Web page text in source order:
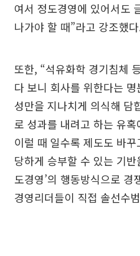
여서 정도경영에 있어서도
나가야 할 때”라고 강조했
또한, “석유화학 경기침체
다 보니 회사를 위한다는
성만을 지나치게 의식해 담
로 성과를 내려고 하는 유
이럴 때 일수록 제도도 바
당하게 승부할 수 있는 기
도경영’의 행동방식으로 경
경영리더들이 직접 솔선수